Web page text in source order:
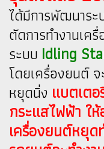
ได้มีการพัฒนาระ
ตัดการทำงานเค
ระบบ Idling
โดยเครื่องยนต์
หยุดนิ่ง แบตเต
กระแสไฟฟ้า
เครื่องยนต์หยุด